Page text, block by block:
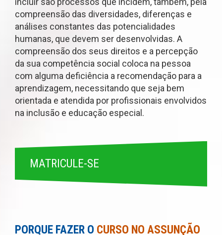
compreensão das diversidades, diferenças e
análises constantes das potencialidades
humanas, que devem ser desenvolvidas. A
compreensão dos seus direitos e a percepção
da sua competência social coloca na pessoa
com alguma deficiência a recomendação para a
aprendizagem, necessitando que seja bem
orientada e atendida por profissionais envolvidos
na inclusão e educação especial.
MATRICULE-SE
PORQUE FAZER O CURSO NO ASSUNÇÃO